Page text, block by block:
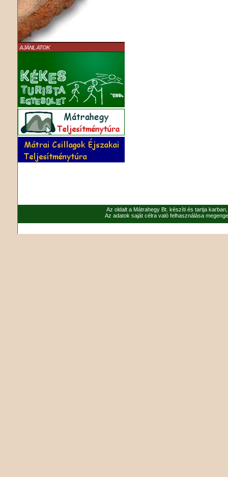
AJÁNLATOK
Az oldalt a Mátrahegy Bt. készíti és tartja
Az adatok saját célra való felhasználása